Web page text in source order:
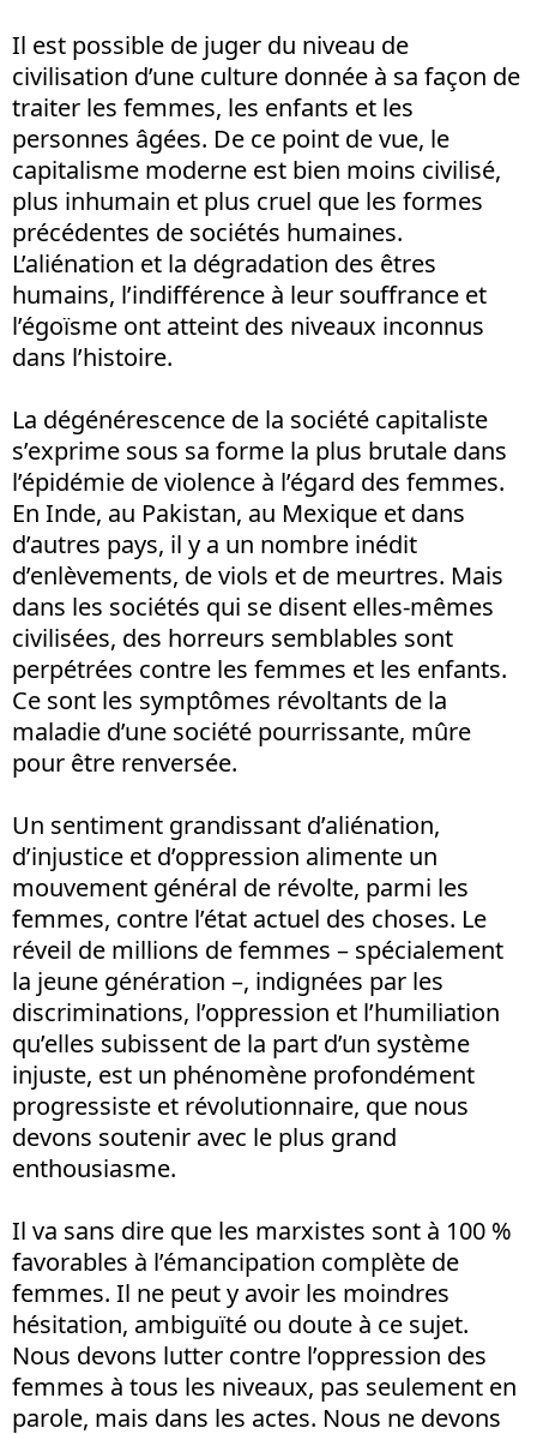
Il est possible de juger du niveau de
civilisation d’une culture donnée à sa façon de
traiter les femmes, les enfants et les
personnes âgées. De ce point de vue, le
capitalisme moderne est bien moins civilisé,
plus inhumain et plus cruel que les formes
précédentes de sociétés humaines.
L’aliénation et la dégradation des êtres
humains, l’indifférence à leur souffrance et
l’égoïsme ont atteint des niveaux inconnus
dans l’histoire.
La dégénérescence de la société capitaliste
s’exprime sous sa forme la plus brutale dans
l’épidémie de violence à l’égard des femmes.
En Inde, au Pakistan, au Mexique et dans
d’autres pays, il y a un nombre inédit
d’enlèvements, de viols et de meurtres. Mais
dans les sociétés qui se disent elles-mêmes
civilisées, des horreurs semblables sont
perpétrées contre les femmes et les enfants.
Ce sont les symptômes révoltants de la
maladie d’une société pourrissante, mûre
pour être renversée.
Un sentiment grandissant d’aliénation,
d’injustice et d’oppression alimente un
mouvement général de révolte, parmi les
femmes, contre l’état actuel des choses. Le
réveil de millions de femmes – spécialement
la jeune génération –, indignées par les
discriminations, l’oppression et l’humiliation
qu’elles subissent de la part d’un système
injuste, est un phénomène profondément
progressiste et révolutionnaire, que nous
devons soutenir avec le plus grand
enthousiasme.
Il va sans dire que les marxistes sont à 100 %
favorables à l’émancipation complète de
femmes. Il ne peut y avoir les moindres
hésitation, ambiguïté ou doute à ce sujet.
Nous devons lutter contre l’oppression des
femmes à tous les niveaux, pas seulement en
parole, mais dans les actes. Nous ne devons